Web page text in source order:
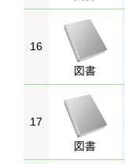
16
図書
17
図書